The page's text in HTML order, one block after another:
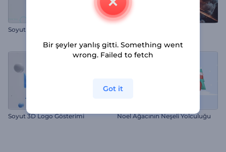
Soyut Görseller Giriş Videosu
Soyut 3D Logo Gösterimi Noel Ağacının Neşeli Yolculuğu
Bir şeyler yanlış gitti. Something went
wrong. Failed to fetch
Got it